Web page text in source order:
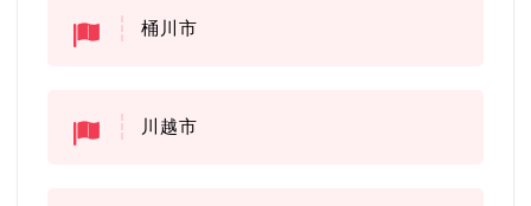
桶川市
川越市